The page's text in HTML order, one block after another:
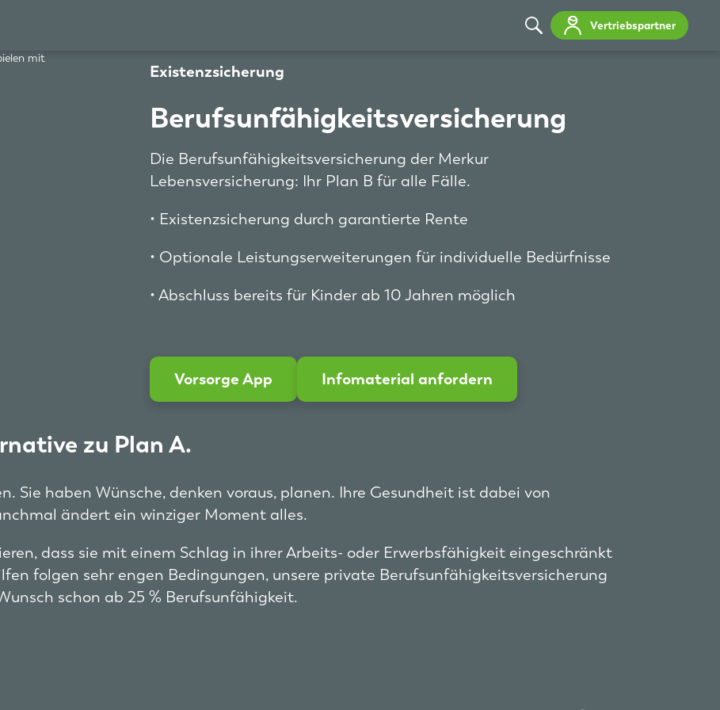
Vertriebspartner
Existenzsicherung
Berufsunfähigkeitsversicherung
Die Berufsunfähigkeitsversicherung der Merkur
Lebensversicherung: Ihr Plan B für alle Fälle.
• Existenzsicherung durch garantierte Rente
• Optionale Leistungserweiterungen für individuelle Bedürfnisse
• Abschluss bereits für Kinder ab 10 Jahren möglich
Vorsorge App Infomaterial anfordern
zu Plan A.
Sie haben Wünsche, denken voraus, planen. Ihre Gesundheit ist dabei von
ändert ein winziger Moment alles.
dass sie mit einem Schlag in ihrer Arbeits- oder Erwerbsfähigkeit eingeschränkt
folgen sehr engen Bedingungen, unsere private Berufsunfähigkeitsversicherung
schon ab 25 % Berufsunfähigkeit.